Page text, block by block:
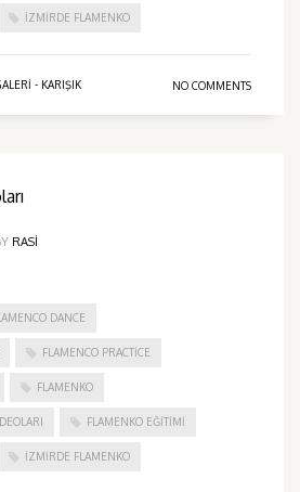
IZMIRDE FLAMENKO
- KARIŞIK NO COMMENTS
RASI
DANCE
FLAMENCO PRACTICE
FLAMENKO
FLAMENKO EĞITIMI
IZMIRDE FLAMENKO